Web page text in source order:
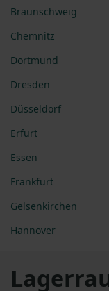
Braunschweig
Chemnitz
Dortmund
Dresden
Düsseldorf
Erfurt
Essen
Frankfurt
Gelsenkirchen
Hannover